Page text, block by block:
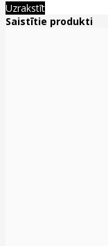
Uzrakstīt
Saistītie produkti